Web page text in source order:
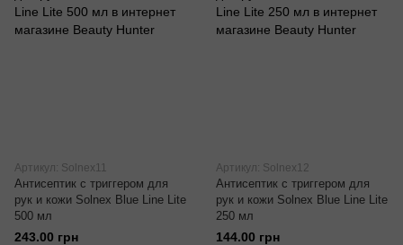
Артикул: Solnex11
Антисептик с триггером для
рук и кожи Solnex Blue Line Lite
500 мл
243.00 грн
Артикул: Solnex12
Антисептик с триггером для
рук и кожи Solnex Blue Line Lite
250 мл
144.00 грн